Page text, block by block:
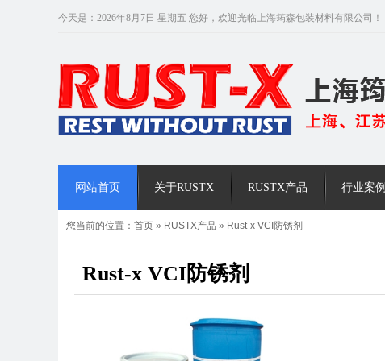
今天是：2026年8月7日 星期五 您好，欢迎光临上海筠森包装材料有限公司！
网站首页 关于RUSTX RUSTX产品 行业案例
您当前的位置： 首页 » RUSTX产品 » Rust-x VCI防锈剂
Rust-x VCI防锈剂